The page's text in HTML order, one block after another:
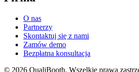
O nas
Partnerzy
Skontaktuj się z nami
Zamów demo
Bezpłatna konsultacja
© 2026 QualiBooth. Wszelkie prawa